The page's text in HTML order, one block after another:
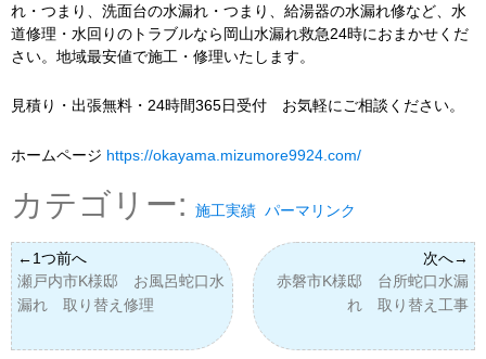
れ・つまり、洗面台の水漏れ・つまり、給湯器の水漏れ修など、水
道修理・水回りのトラブルなら岡山水漏れ救急24時におまかせくだ
さい。地域最安値で施工・修理いたします。
見積り・出張無料・24時間365日受付 お気軽にご相談ください。
ホームページ https://okayama.mizumore9924.com/
カテゴリー: 施工実績 パーマリンク
瀬戸内市K様邸 お風呂蛇口水
漏れ 取り替え修理
赤磐市K様邸 台所蛇口水漏
れ 取り替え工事